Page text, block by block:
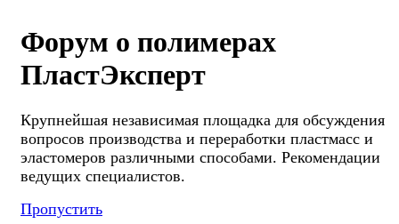
Форум о полимерах
ПластЭксперт
Крупнейшая независимая площадка для обсуждения
вопросов производства и переработки пластмасс и
эластомеров различными способами. Рекомендации
ведущих специалистов.
Пропустить